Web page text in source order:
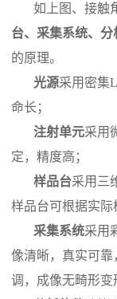
如上图、接触
台、采集系统、分
的原理。
光源采用密集
命长；
注射单元采用
定，精度高；
样品台采用三
样品台可根据实际
采集系统采用
像清晰，真实可靠
调，成像无畸形变